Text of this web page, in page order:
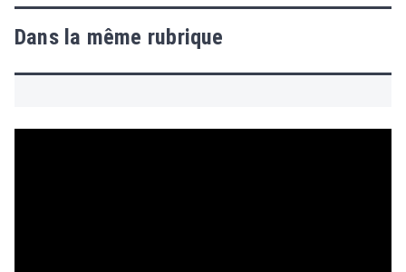
Dans la même rubrique